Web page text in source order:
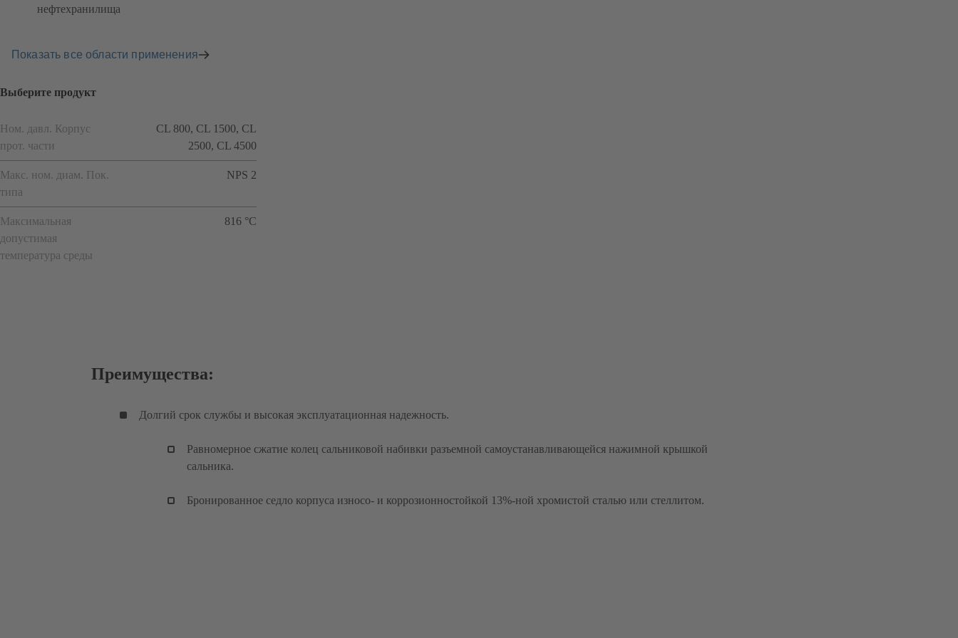
нефтехранилища
Показать все области применения
Выберите продукт
Ном. давл. Корпус
прот. части
CL 800, CL 1500, CL
2500, CL 4500
Макс. ном. диам. Пок.
типа
NPS 2
Максимальная
допустимая
температура среды
816 °C
Преимущества:
Долгий срок службы и высокая эксплуатационная надежность.
Равномерное сжатие колец сальниковой набивки разъемной самоустанавливающейся нажимной крышкой
сальника.
Бронированное седло корпуса износо- и коррозионностойкой 13%-ной хромистой сталью или стеллитом.